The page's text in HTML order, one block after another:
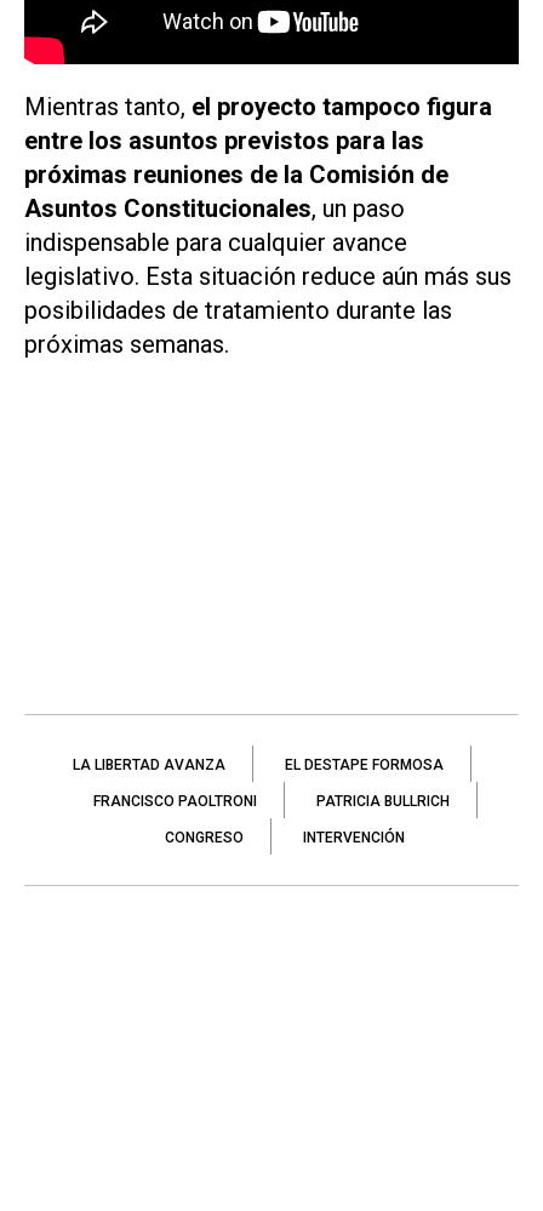
Mientras tanto, el proyecto tampoco figura
entre los asuntos previstos para las
próximas reuniones de la Comisión de
Asuntos Constitucionales, un paso
indispensable para cualquier avance
legislativo. Esta situación reduce aún más sus
posibilidades de tratamiento durante las
próximas semanas.
LA LIBERTAD AVANZA EL DESTAPE FORMOSA
FRANCISCO PAOLTRONI PATRICIA BULLRICH
CONGRESO INTERVENCIÓN